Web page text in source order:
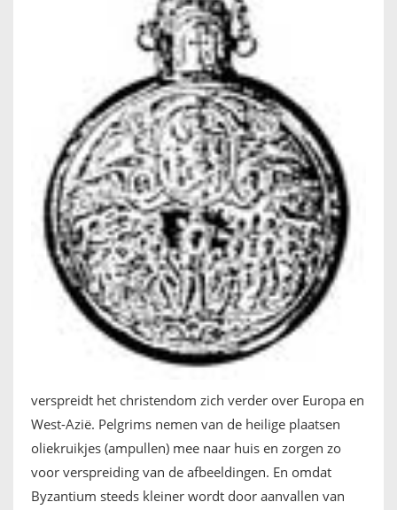
verspreidt het christendom zich verder over Europa en
West-Azië. Pelgrims nemen van de heilige plaatsen
oliekruikjes (ampullen) mee naar huis en zorgen zo
voor verspreiding van de afbeeldingen. En omdat
Byzantium steeds kleiner wordt door aanvallen van